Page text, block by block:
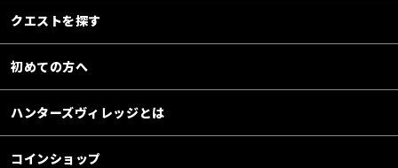
クエストを探す
初めての方へ
ハンターズヴィレッジとは
コインショップ